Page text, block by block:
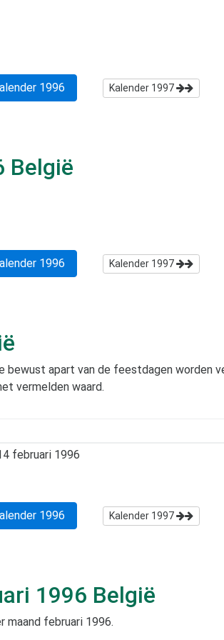
1996 Kalender 1997
België
1996 Kalender 1997
bewust apart van de feestdagen worden
vermelden waard.
februari 1996
1996 Kalender 1997
1996 België
maand februari 1996.